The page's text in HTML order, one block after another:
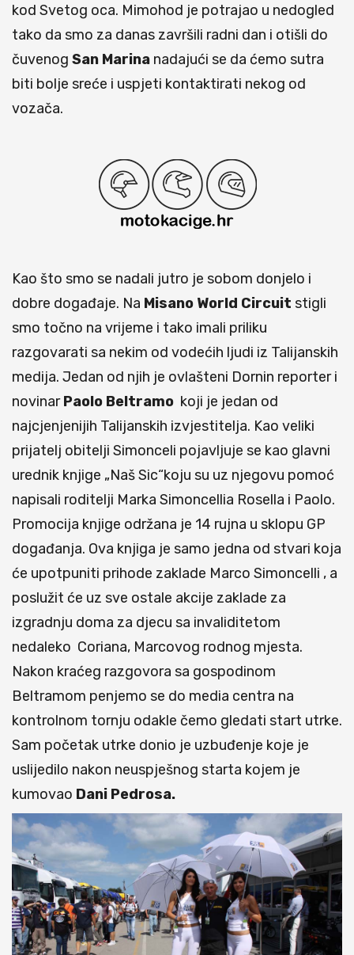
kod Svetog oca. Mimohod je potrajao u nedogled
tako da smo za danas završili radni dan i otišli do
čuvenog San Marina nadajući se da ćemo sutra
biti bolje sreće i uspjeti kontaktirati nekog od
vozača.
Kao što smo se nadali jutro je sobom donjelo i
dobre događaje. Na Misano World Circuit stigli
smo točno na vrijeme i tako imali priliku
razgovarati sa nekim od vodećih ljudi iz Talijanskih
medija. Jedan od njih je ovlašteni Dornin reporter i
novinarPaolo Beltramo koji je jedan od
najcjenjenijih Talijanskih izvjestitelja. Kao veliki
prijatelj obitelji Simonceli pojavljuje se kao glavni
urednik knjige „Naš Sic“koju su uz njegovu pomoć
napisali roditelji Marka Simoncellia Rosella i Paolo.
Promocija knjige održana je 14 rujna u sklopu GP
događanja. Ova knjiga je samo jedna od stvari koja
će upotpuniti prihode zaklade Marco Simoncelli , a
poslužit će uz sve ostale akcije zaklade za
izgradnju doma za djecu sa invaliditetom
nedaleko Coriana, Marcovog rodnog mjesta.
Nakon kraćeg razgovora sa gospodinom
Beltramom penjemo se do media centra na
kontrolnom tornju odakle čemo gledati start utrke.
Sam početak utrke donio je uzbuđenje koje je
uslijedilo nakon neuspješnog starta kojem je
kumovao Dani Pedrosa.